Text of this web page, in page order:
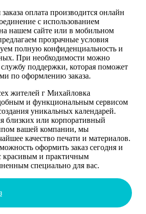
оплата производится онлайн
с использованием
нашем сайте или в мобильном
прозрачные условия
полную конфиденциальность и
При необходимости можно
поддержки, которая поможет
по оформлению заказа.
жителей г Михайловка
и функциональным сервисом
уникальных календарей.
близких или корпоративный
вашей компании, мы
качество печати и материалов.
оформить заказ сегодня и
красивым и практичным
специально для вас.